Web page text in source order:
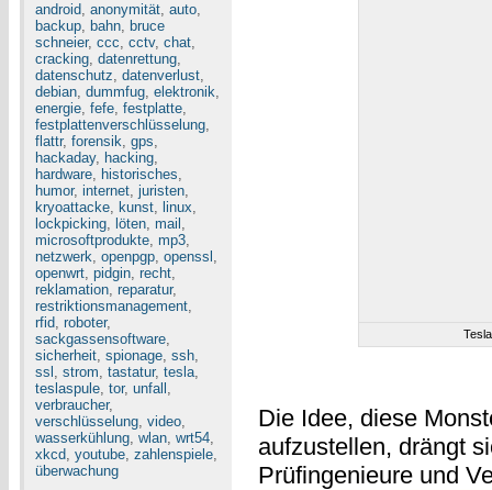
android, anonymität, auto,
backup, bahn, bruce
schneier, ccc, cctv, chat,
cracking, datenrettung,
datenschutz, datenverlust,
debian, dummfug, elektronik,
energie, fefe, festplatte,
festplattenverschlüsselung,
flattr, forensik, gps,
hackaday, hacking,
hardware, historisches,
humor, internet, juristen,
kryoattacke, kunst, linux,
lockpicking, löten, mail ,
microsoftprodukte, mp3,
netzwerk, openpgp, openssl ,
openwrt, pidgin, recht,
reklamation, reparatur,
restriktionsmanagement,
rfid, roboter,
sackgassensoftware,
sicherheit, spionage, ssh,
ssl , strom, tastatur, tesla,
teslaspule, tor, unfall ,
verbraucher,
verschlüsselung, video,
wasserkühlung, wlan, wrt54,
xkcd, youtube, zahlenspiele,
überwachung
Die Idee, diese
aufzustellen, drängt
Prüfingenieure und